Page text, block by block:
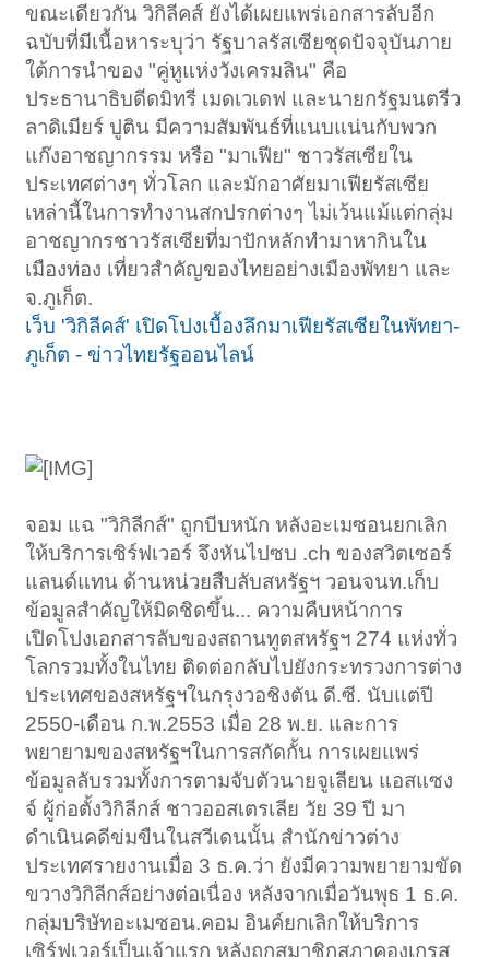
ขณะเดียวกัน วิกิลีคส์ ยังได้เผยแพร่เอกสารลับอีก
ฉบับที่มีเนื้อหาระบุว่า รัฐบาลรัสเซียชุดปัจจุบันภาย
ใต้การนำของ "คู่หูแห่งวังเครมลิน" คือ
ประธานาธิบดีดมิทรี เมดเวเดฟ และนายกรัฐมนตรีว
ลาดิเมียร์ ปูติน มีความสัมพันธ์ที่แนบแน่นกับพวก
แก๊งอาชญากรรม หรือ "มาเฟีย" ชาวรัสเซียใน
ประเทศต่างๆ ทั่วโลก และมักอาศัยมาเฟียรัสเซีย
เหล่านี้ในการทำงานสกปรกต่างๆ ไม่เว้นแม้แต่กลุ่ม
อาชญากรชาวรัสเซียที่มาปักหลักทำมาหากินใน
เมืองท่อง เที่ยวสำคัญของไทยอย่างเมืองพัทยา และ
จ.ภูเก็ต.
เว็บ 'วิกิลีคส์' เปิดโปงเบื้องลึกมาเฟียรัสเซียในพัทยา-
ภูเก็ต - ข่าวไทยรัฐออนไลน์
จอม แฉ "วิกิลีกส์" ถูกบีบหนัก หลังอะเมซอนยกเลิก
ให้บริการเซิร์ฟเวอร์ จึงหันไปซบ .ch ของสวิตเซอร์
แลนด์แทน ด้านหน่วยสืบลับสหรัฐฯ วอนจนท.เก็บ
ข้อมูลสำคัญให้มิดชิดขึ้น... ความคืบหน้าการ
เปิดโปงเอกสารลับของสถานทูตสหรัฐฯ 274 แห่งทั่ว
โลกรวมทั้งในไทย ติดต่อกลับไปยังกระทรวงการต่าง
ประเทศของสหรัฐฯในกรุงวอชิงตัน ดี.ซี. นับแต่ปี
2550-เดือน ก.พ.2553 เมื่อ 28 พ.ย. และการ
พยายามของสหรัฐฯในการสกัดกั้น การเผยแพร่
ข้อมูลลับรวมทั้งการตามจับตัวนายจูเลียน แอสแซง
จ์ ผู้ก่อตั้งวิกิลีกส์ ชาวออสเตรเลีย วัย 39 ปี มา
ดำเนินคดีข่มขืนในสวีเดนนั้น สำนักข่าวต่าง
ประเทศรายงานเมื่อ 3 ธ.ค.ว่า ยังมีความพยายามขัด
ขวางวิกิลีกส์อย่างต่อเนื่อง หลังจากเมื่อวันพุธ 1 ธ.ค.
กลุ่มบริษัทอะเมซอน.คอม อินค์ยกเลิกให้บริการ
เซิร์ฟเวอร์เป็นเจ้าแรก หลังถูกสมาชิกสภาคองเกรส